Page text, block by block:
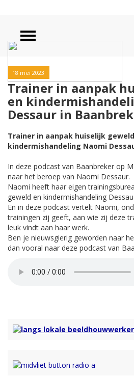
18 mei 2023
Trainer in aanpak
en
Dessaur in
Trainer in aanpak huiselijk
kindermishandeling Naomi
In deze podcast van Baanbreker op
naar het beroep van Naomi Dessaur.
Naomi heeft haar eigen
geweld en kindermishandeling
En in deze podcast vertelt Naomi,
trainingen zij geeft, aan wie zij deze
leuk vindt aan haar werk.
Ben je nieuwsgierig geworden naar
dan vooral naar deze podcast van